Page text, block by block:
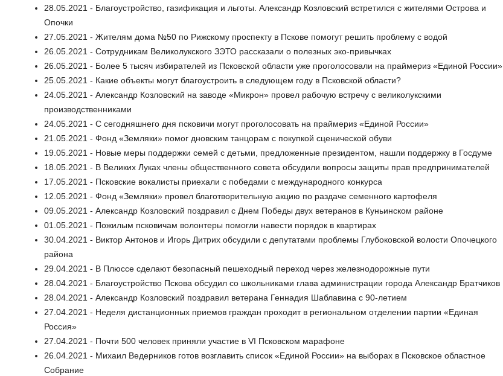
28.05.2021 - Благоустройство, газификация и льготы. Александр Козловский встретился с жителями Острова и
Опочки
27.05.2021 - Жителям дома №50 по Рижскому проспекту в Пскове помогут решить проблему с водой
26.05.2021 - Сотрудникам Великолукского ЗЭТО рассказали о полезных эко-привычках
26.05.2021 - Более 5 тысяч избирателей из Псковской области уже проголосовали на праймериз «Единой России»
25.05.2021 - Какие объекты могут благоустроить в следующем году в Псковской области?
24.05.2021 - Александр Козловский на заводе «Микрон» провел рабочую встречу с великолукскими
производственниками
24.05.2021 - С сегодняшнего дня псковичи могут проголосовать на праймериз «Единой России»
21.05.2021 - Фонд «Земляки» помог дновским танцорам с покупкой сценической обуви
19.05.2021 - Новые меры поддержки семей с детьми, предложенные президентом, нашли поддержку в Госдуме
18.05.2021 - В Великих Луках члены общественного совета обсудили вопросы защиты прав предпринимателей
17.05.2021 - Псковские вокалисты приехали с победами с международного конкурса
12.05.2021 - Фонд «Земляки» провел благотворительную акцию по раздаче семенного картофеля
09.05.2021 - Александр Козловский поздравил с Днем Победы двух ветеранов в Куньинском районе
01.05.2021 - Пожилым псковичам волонтеры помогли навести порядок в квартирах
30.04.2021 - Виктор Антонов и Игорь Дитрих обсудили с депутатами проблемы Глубоковской волости Опочецкого
района
29.04.2021 - В Плюссе сделают безопасный пешеходный переход через железнодорожные пути
28.04.2021 - Благоустройство Пскова обсудил со школьниками глава администрации города Александр Братчиков
28.04.2021 - Александр Козловский поздравил ветерана Геннадия Шаблавина с 90-летием
27.04.2021 - Неделя дистанционных приемов граждан проходит в региональном отделении партии «Единая
Россия»
27.04.2021 - Почти 500 человек приняли участие в VI Псковском марафоне
26.04.2021 - Михаил Ведерников готов возглавить список «Единой России» на выборах в Псковское областное
Собрание